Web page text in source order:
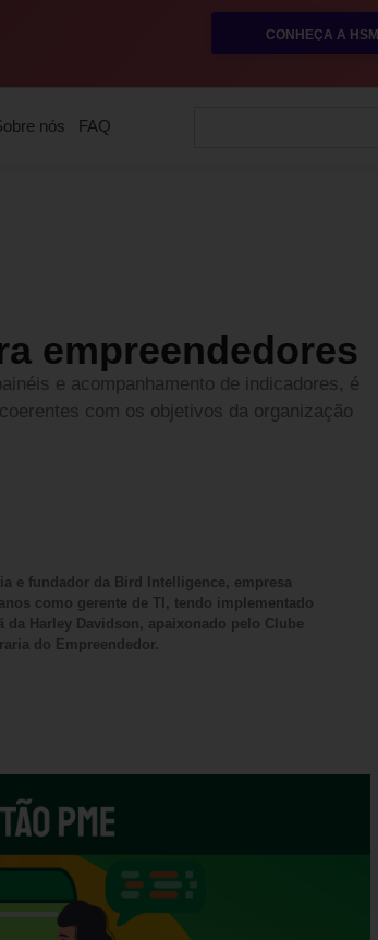
CONHEÇA A HSM
nós FAQ
empreendedores
e acompanhamento de indicadores, é
com os objetivos da organização
e fundador da Bird Intelligence, empresa
como gerente de TI, tendo implementado
da Harley Davidson, apaixonado pelo Clube
do Empreendedor.